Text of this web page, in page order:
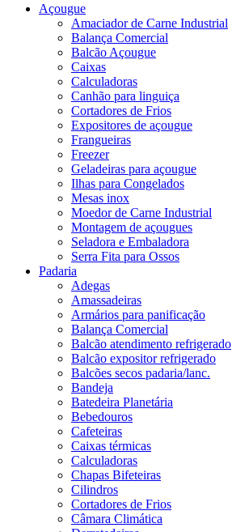
Açougue
Amaciador de Carne Industrial
Balança Comercial
Balcão Açougue
Caixas
Calculadoras
Canhão para linguiça
Cortadores de Frios
Expositores de açougue
Frangueiras
Freezer
Geladeiras para açougue
Ilhas para Congelados
Mesas inox
Moedor de Carne Industrial
Montagem de açougues
Seladora e Embaladora
Serra Fita para Ossos
Padaria
Adegas
Amassadeiras
Armários para panificação
Balança Comercial
Balcão atendimento refrigerado
Balcão expositor refrigerado
Balcões secos padaria/lanc.
Bandeja
Batedeira Planetária
Bebedouros
Cafeteiras
Caixas térmicas
Calculadoras
Chapas Bifeteiras
Cilindros
Cortadores de Frios
Câmara Climática